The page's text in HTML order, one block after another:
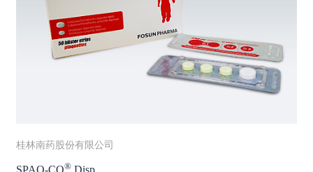
桂林南药股份有限公司
SPAQ-CO® Disp